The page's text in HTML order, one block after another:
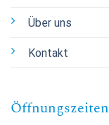
Über uns
Kontakt
Öffnungszeiten